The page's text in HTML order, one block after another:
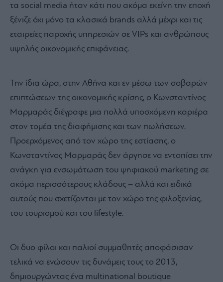
τα social media ήταν κάτι που ακόμα εκείνη την εποχή
ξένιζε όχι μόνο τα κλασικά brands αλλά μέχρι και τις
εταιρείες παροχής υπηρεσιών σε VIPs και ανθρώπους
υψηλής οικονομικής επιφάνειας.
Την ίδια ώρα, στην Αθήνα και εν μέσω των σοβαρών
επιπτώσεων της οικονομικής κρίσης, ο Κωνσταντίνος
Μαρμαράς διέγραφε μια πολλά υποσχόμενη καριέρα
στον τομέα της διαφήμισης και των πωλήσεων.
Προερχόμενος από τον χώρο της εστίασης, ο
Κωνσταντίνος Μαρμαράς δεν άργησε να εντοπίσει την
ανάγκη για ενσωμάτωση του ψηφιακού marketing σε
ακόμα περισσότερους κλάδους – αλλά και ειδικά
αυτούς που σχετίζονται με τον χώρο της φιλοξενίας,
του τουρισμού και του lifestyle.
Οι δυο φίλοι και παλιοί συμμαθητές αποφάσισαν
τελικά να ενώσουν τις δυνάμεις τους το 2013,
δημιουργώντας ένα multinational boutique